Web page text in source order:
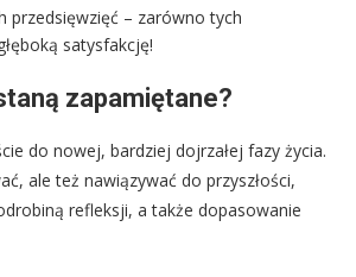
przedsięwzięć – zarówno tych
satysfakcję!
zapamiętane?
do nowej, bardziej dojrzałej fazy życia.
ale też nawiązywać do przyszłości,
refleksji, a także dopasowanie